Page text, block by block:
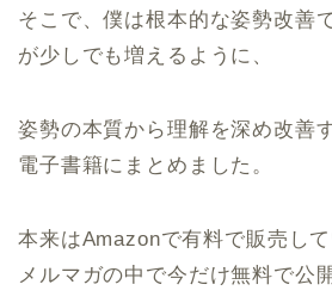
そこで、僕は根本的な姿勢改善
が少しでも増えるように、
姿勢の本質から理解を深め改善
電子書籍にまとめました。
本来はAmazonで有料で販売して
メルマガの中で今だけ無料で公